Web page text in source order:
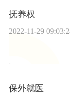
抚养权
2022-11-29
保外就医